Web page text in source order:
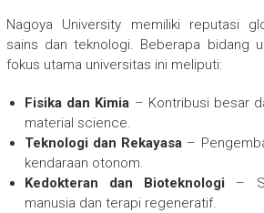
Nagoya University memiliki reputasi
sains dan teknologi. Beberapa bidang
fokus utama universitas ini meliputi:
Fisika dan Kimia – Kontribusi besar
material science.
Teknologi dan Rekayasa –
kendaraan otonom.
Kedokteran dan Bioteknologi –
manusia dan terapi regeneratif.